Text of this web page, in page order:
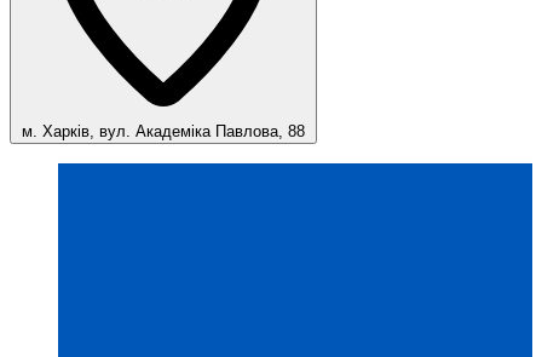
м. Харків, вул. Академіка Павлова, 88